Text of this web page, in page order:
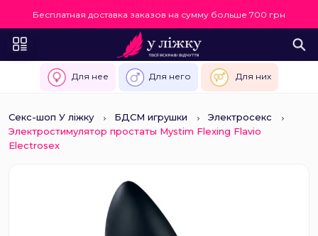
Бесплатная доставка заказов на сумму больше 700 грн
Для нее Для него Для них
Секс-шоп У ліжку БДСМ игрушки
Электросекс
Электростимулятор простаты Mystim Flexing Flavio
Electrosex